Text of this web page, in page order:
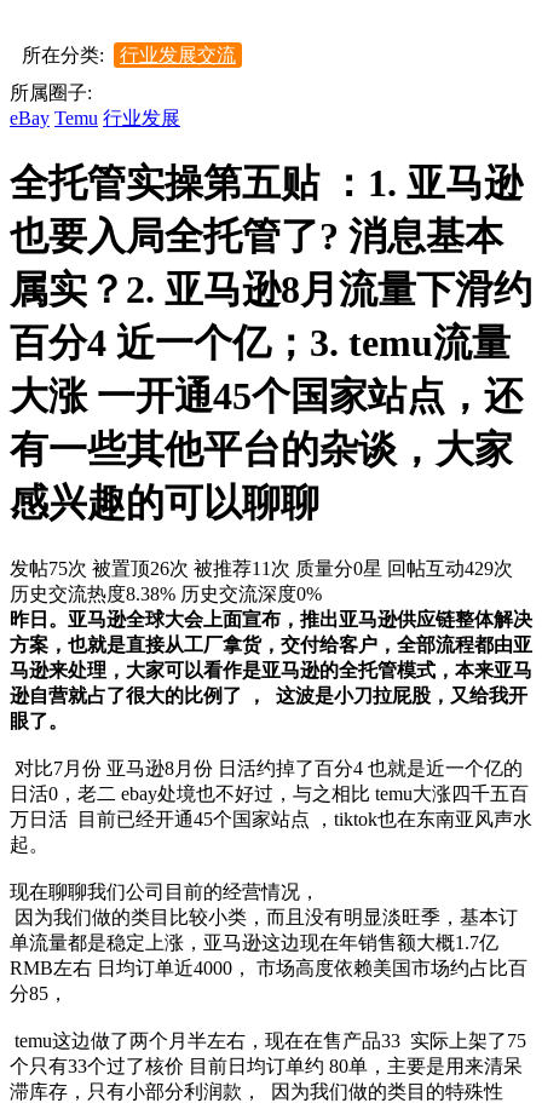
所在分类:
行业发展交流
所属圈子:
eBay Temu 行业发展
全托管实操第五贴 ：1. 亚马逊
也要入局全托管了? 消息基本
属实？2. 亚马逊8月流量下滑约
百分4 近一个亿；3. temu流量
大涨 一开通45个国家站点，还
有一些其他平台的杂谈，大家
感兴趣的可以聊聊
发帖75次 被置顶26次 被推荐11次 质量分0星 回帖互动429次
历史交流热度8.38% 历史交流深度0%
昨日。亚马逊全球大会上面宣布，推出亚马逊供应链整体解决
方案，也就是直接从工厂拿货，交付给客户，全部流程都由亚
马逊来处理，大家可以看作是亚马逊的全托管模式，本来亚马
逊自营就占了很大的比例了 ， 这波是小刀拉屁股，又给我开
眼了。
对比7月份 亚马逊8月份 日活约掉了百分4 也就是近一个亿的
日活0，老二 ebay处境也不好过，与之相比 temu大涨四千五百
万日活 目前已经开通45个国家站点 ，tiktok也在东南亚风声水
起。
现在聊聊我们公司目前的经营情况，
因为我们做的类目比较小类，而且没有明显淡旺季，基本订
单流量都是稳定上涨，亚马逊这边现在年销售额大概1.7亿
RMB左右 日均订单近4000， 市场高度依赖美国市场约占比百
分85，
temu这边做了两个月半左右，现在在售产品33 实际上架了75
个只有33个过了核价 目前日均订单约 80单，主要是用来清呆
滞库存，只有小部分利润款， 因为我们做的类目的特殊性